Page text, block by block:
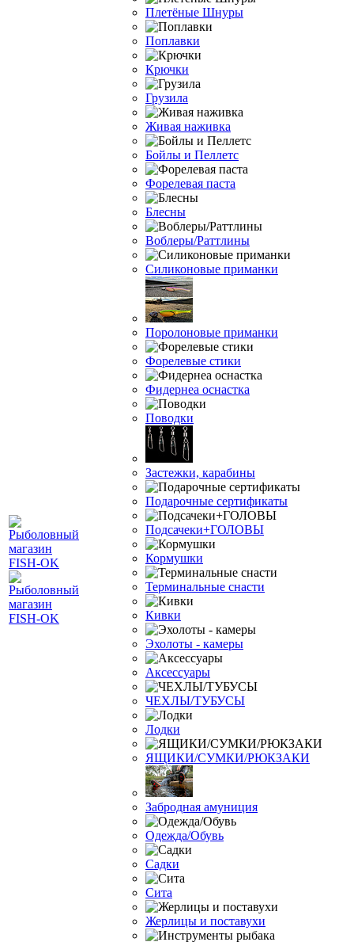
Плетёные Шнуры
Поплавки
Крючки
Грузила
Живая наживка
Бойлы и Пеллетс
Форелевая паста
Блесны
Воблеры/Раттлины
Силиконовые приманки
Поролоновые приманки
Форелевые стики
Фидернеа оснастка
Поводки
Застежки, карабины
Подарочные сертификаты
Подсачеки+ГОЛОВЫ
Кормушки
Терминальные снасти
Кивки
Эхолоты - камеры
Аксессуары
ЧЕХЛЫ/ТУБУСЫ
Лодки
ЯЩИКИ/СУМКИ/РЮКЗАКИ
Забродная амуниция
Одежда/Обувь
Садки
Сита
Жерлицы и поставухи